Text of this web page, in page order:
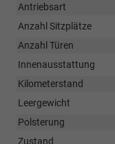
Antriebsart
Anzahl Sitzplätze
Anzahl Türen
Innenausstattung
Kilometerstand
Leergewicht
Polsterung
Zustand